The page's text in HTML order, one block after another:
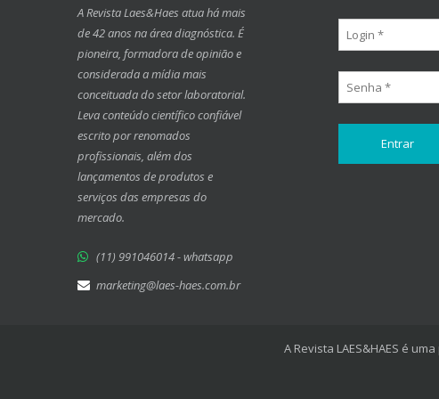
A Revista Laes&Haes atua há mais
de 42 anos na área diagnóstica. É
pioneira, formadora de opinião e
considerada a mídia mais
conceituada do setor laboratorial.
Leva conteúdo científico confiável
escrito por renomados
profissionais, além dos
lançamentos de produtos e
serviços das empresas do
mercado.
(11) 991046014 - whatsapp
marketing@laes-haes.com.br
A Revista LAES&HAES é